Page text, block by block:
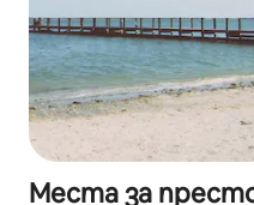
Места за